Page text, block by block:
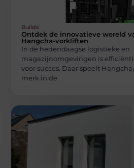
Builds
Ontdek de innovatieve wereld
Hangcha-vorkliften
In de hedendaagse logistieke en
magazijnomgevingen is
voor succes. Daar speelt
merk in de